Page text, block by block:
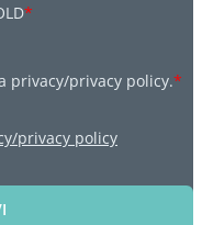
*
privacy/privacy policy.*
privacy policy